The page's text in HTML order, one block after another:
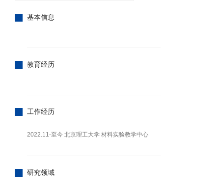
基本信息
教育经历
工作经历
2022.11-至今 北京理工大学 材料实验教学中心
研究领域